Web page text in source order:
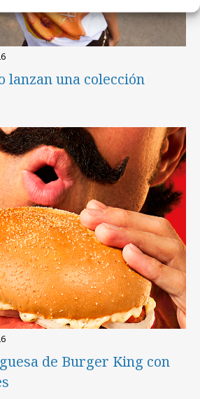
lanzan una colección
de Burger King con